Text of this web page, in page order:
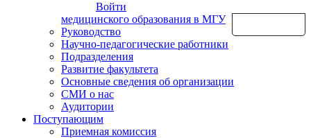
Войти
медицинского образования в МГУ
Руководство
Научно-педагогические работники
Подразделения
Развитие факультета
Основные сведения об организации
СМИ о нас
Аудитории
Поступающим
Приемная комиссия